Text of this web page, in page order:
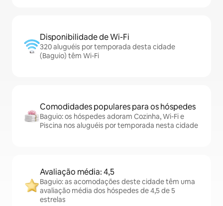
Disponibilidade de Wi-Fi
320 aluguéis por temporada desta cidade
(Baguio) têm Wi-Fi
Comodidades populares para os hóspedes
Baguio: os hóspedes adoram Cozinha, Wi-Fi e
Piscina nos aluguéis por temporada nesta cidade
Avaliação média: 4,5
Baguio: as acomodações deste cidade têm uma
avaliação média dos hóspedes de 4,5 de 5
estrelas